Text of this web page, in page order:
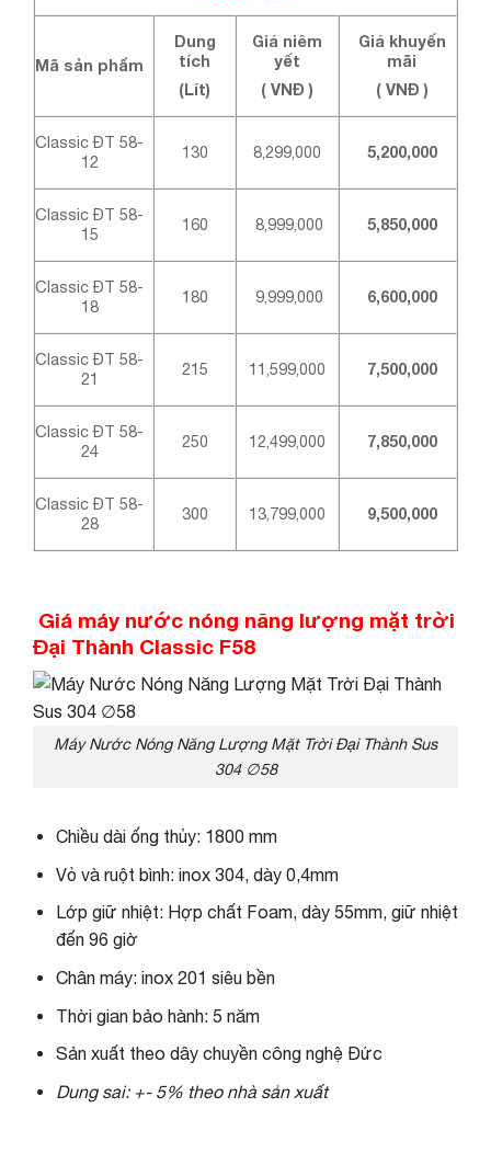
Mã sản phẩm
Dung
tích
(Lít)
Giá niêm
yết
( VNĐ )
Giá khuyến
mãi
( VNĐ )
Classic ĐT 58-
12
130 8,299,000 5,200,000
Classic ĐT 58-
15
160 8,999,000 5,850,000
Classic ĐT 58-
18
180 9,999,000 6,600,000
Classic ĐT 58-
21
215 11,599,000 7,500,000
Classic ĐT 58-
24
250 12,499,000 7,850,000
Classic ĐT 58-
28
300 13,799,000 9,500,000
Giá máy nước nóng năng lượng mặt trời
Đại Thành Classic F58
Máy Nước Nóng Năng Lượng Mặt Trời Đại Thành Sus
304 ∅58
Chiều dài ống thủy: 1800 mm
Vỏ và ruột bình: inox 304, dày 0,4mm
Lớp giữ nhiệt: Hợp chất Foam, dày 55mm, giữ nhiệt
đến 96 giờ
Chân máy: inox 201 siêu bền
Thời gian bảo hành: 5 năm
Sản xuất theo dây chuyền công nghệ Đức
Dung sai: +- 5% theo nhà sản xuất